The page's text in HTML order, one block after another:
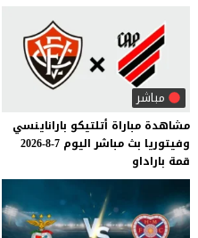
مباشر
مشاهدة مباراة أتلتيكو باراناينسي
وفيتوريا بث مباشر اليوم 7-8-2026
قمة باراداو